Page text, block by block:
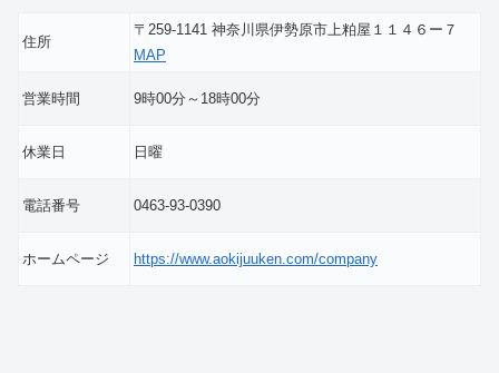
住所
〒259-1141 神奈川県伊勢原市上粕屋１１４６ー７
MAP
営業時間 9時00分～18時00分
休業日 日曜
電話番号 0463-93-0390
ホームページ https://www.aokijuuken.com/company